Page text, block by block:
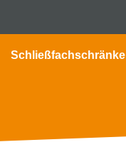
Schließfachschränke